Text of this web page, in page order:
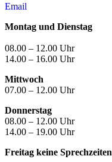
Email
Montag und Dienstag
08.00 – 12.00 Uhr
14.00 – 16.00 Uhr
Mittwoch
07.00 – 12.00 Uhr
Donnerstag
08.00 – 12.00 Uhr
14.00 – 19.00 Uhr
Freitag keine Sprechzeiten